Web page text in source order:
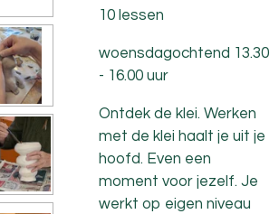
10 lessen
woensdagochtend 13.30
- 16.00 uur
Ontdek de klei. Werken
met de klei haalt je uit je
hoofd. Even een
moment voor jezelf. Je
werkt op eigen niveau